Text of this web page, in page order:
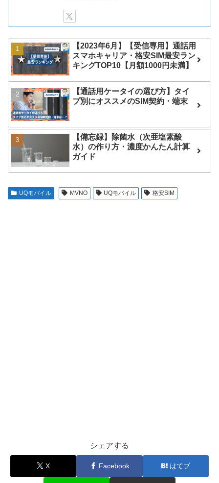
【2023年6月】【受信専用】通話用
スマホキャリア・格安SIM最安ラン
キングTOP10【月額1000円未満】
【通話用ケータイの選び方】タイ
プ別にオススメのSIM契約・端末
【備忘録】除菌水（次亜塩素酸
水）の作り方・濃度かんたん計算
ガイド
UQモバイル MVNO UQモバイル 格安SIM
シェアする
X Facebook はてブ